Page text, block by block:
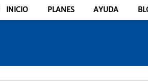
INICIO PLANES AYUDA